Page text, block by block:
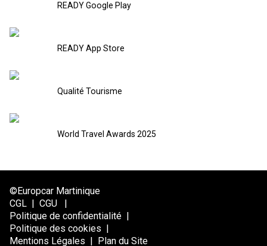
READY Google Play
READY App Store
Qualité Tourisme
World Travel Awards 2025
©Europcar Martinique
CGL | CGU
|
Politique de confidentialité |
Politique des cookies |
Mentions Légales | Plan du Site